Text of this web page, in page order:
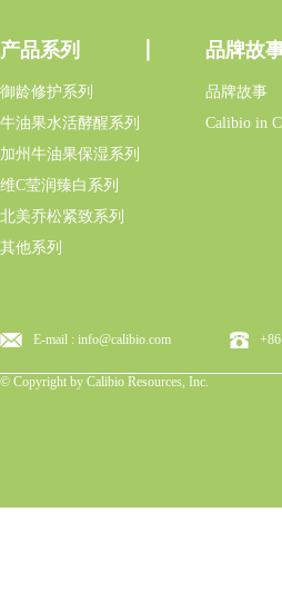
产品系列
御龄修护系列
牛油果水活酵醒系列
加州牛油果保湿系列
维C莹润臻白系列
北美乔松紧致系列
其他系列
品牌故
品牌故事
Calibio in
E-mail : info@calibio.com
© Copyright by Calibio Resources, Inc.